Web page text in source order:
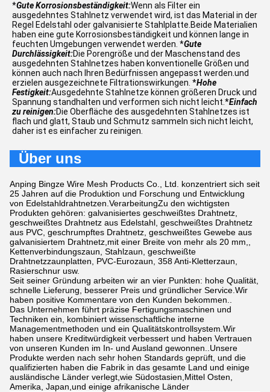
*Gute Korrosionsbeständigkeit:Wenn als Filter ein
ausgedehntes Stahlnetz verwendet wird, ist das Material in der
Regel Edelstahl oder galvanisierte Stahlplatte.Beide Materialien
haben eine gute Korrosionsbeständigkeit und können lange in
feuchten Umgebungen verwendet werden. *Gute
Durchlässigkeit:Die Porengröße und der Maschenstand des
ausgedehnten Stahlnetzes haben konventionelle Größen und
können auch nach Ihren Bedürfnissen angepasst werden.und
erzielen ausgezeichnete Filtrationswirkungen. *Hohe
Festigkeit:Ausgedehnte Stahlnetze können größeren Druck und
Spannung standhalten und verformen sich nicht leicht.*Einfach
zu reinigen:Die Oberfläche des ausgedehnten Stahlnetzes ist
flach und glatt, Staub und Schmutz sammeln sich nicht leicht,
daher ist es einfacher zu reinigen.
Über uns
Anping Bingze Wire Mesh Products Co., Ltd. konzentriert sich seit
25 Jahren auf die Produktion und Forschung und Entwicklung
von Edelstahldrahtnetzen.VerarbeitungZu den wichtigsten
Produkten gehören: galvanisiertes geschweißtes Drahtnetz,
geschweißtes Drahtnetz aus Edelstahl, geschweißtes Drahtnetz
aus PVC, geschrumpftes Drahtnetz, geschweißtes Gewebe aus
galvanisiertem Drahtnetz,mit einer Breite von mehr als 20 mm,,
Kettenverbindungszaun, Stahlzaun, geschweißte
Drahtnetzzaunplatten, PVC-Eurozaun, 358 Anti-Kletterzaun,
Rasierschnur usw.
Seit seiner Gründung arbeiten wir an vier Punkten: hohe Qualität,
schnelle Lieferung, besserer Preis und gründlicher Service.Wir
haben positive Kommentare von den Kunden bekommen..
Das Unternehmen führt präzise Fertigungsmaschinen und
Techniken ein, kombiniert wissenschaftliche interne
Managementmethoden und ein Qualitätskontrollsystem.Wir
haben unsere Kreditwürdigkeit verbessert und haben Vertrauen
von unseren Kunden im In- und Ausland gewonnen..Unsere
Produkte werden nach sehr hohen Standards geprüft, und die
qualifizierten haben die Fabrik in das gesamte Land und einige
ausländische Länder verlegt,wie Südostasien,Mittel Osten,
Amerika, Japan,und einige afrikanische Länder